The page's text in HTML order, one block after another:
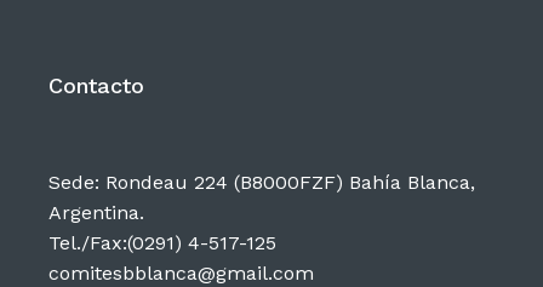
Contacto
Sede: Rondeau 224 (B8000FZF) Bahía Blanca,
Argentina.
Tel./Fax:(0291) 4-517-125
comitesbblanca@gmail.com